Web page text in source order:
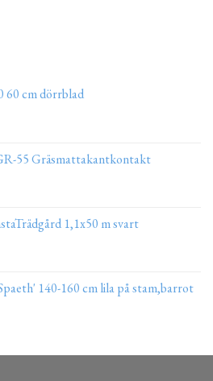
60 cm dörrblad
55 Gräsmattakantkontakt
1,1x50 m svart
140-160 cm lila på stam,barrot